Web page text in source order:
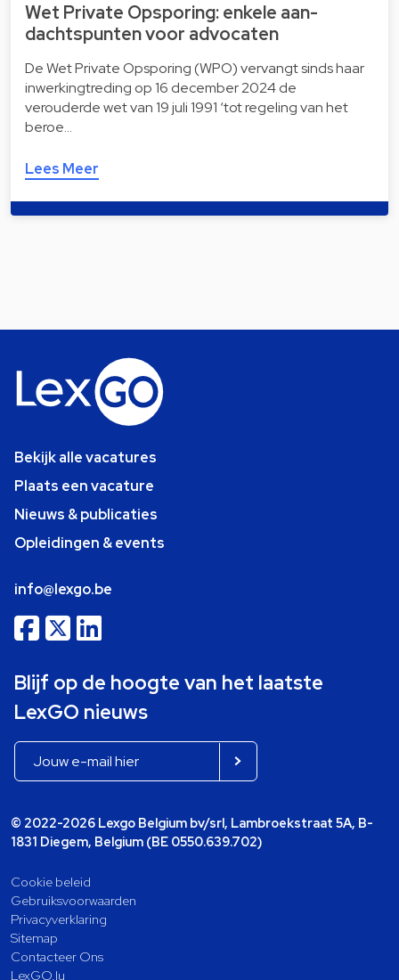
Wet Private Opsporing: enkele aan­
dachts­pun­ten voor advocaten
De Wet Private Opsporing (WPO) vervangt sinds haar
inwerkingtreding op 16 december 2024 de
verouderde wet van 19 juli 1991 ‘tot regeling van het
beroe…
Lees Meer
Bekijk alle vacatures
Plaats een vacature
Nieuws & publicaties
Opleidingen & events
info@lexgo.be
Blijf op de hoogte van het laatste
LexGO nieuws
© 2022-2026 Lexgo Belgium bv/srl, Lambroekstraat 5A, B-
1831 Diegem, Belgium (BE 0550.639.702)
Cookie beleid
Gebruiksvoorwaarden
Privacyverklaring
Sitemap
Contacteer Ons
LexGO.lu